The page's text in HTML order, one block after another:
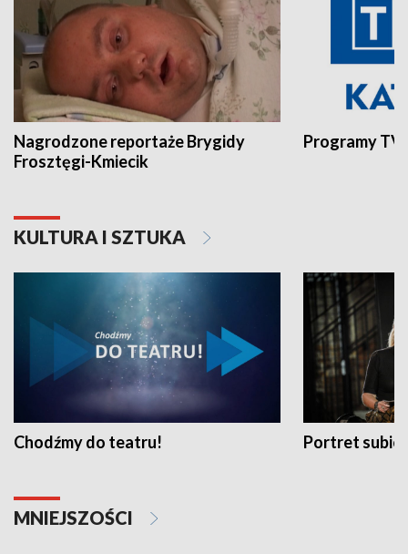
Nagrodzone reportaże Brygidy
Frosztęgi-Kmiecik
Programy
KULTURA I SZTUKA
Chodźmy do teatru! Portret
MNIEJSZOŚCI